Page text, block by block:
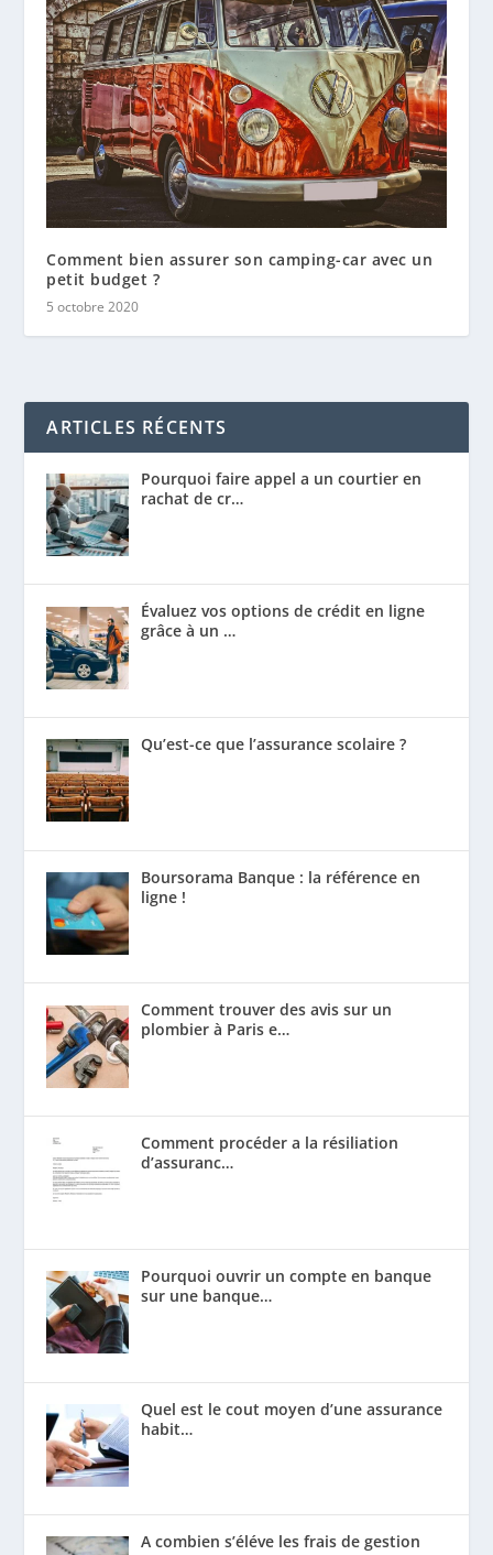
Comment bien assurer son camping-car avec un
petit budget ?
5 octobre 2020
ARTICLES RÉCENTS
Pourquoi faire appel a un courtier en
rachat de cr…
Évaluez vos options de crédit en ligne
grâce à un …
Qu’est-ce que l’assurance scolaire ?
Boursorama Banque : la référence en
ligne !
Comment trouver des avis sur un
plombier à Paris e…
Comment procéder a la résiliation
d’assuranc…
Pourquoi ouvrir un compte en banque
sur une banque…
Quel est le cout moyen d’une assurance
habit…
A combien s’éléve les frais de gestion